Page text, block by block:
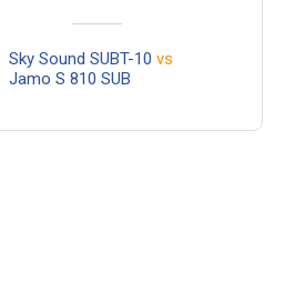
Sky Sound SUBT-10 vs
Jamo S 810 SUB